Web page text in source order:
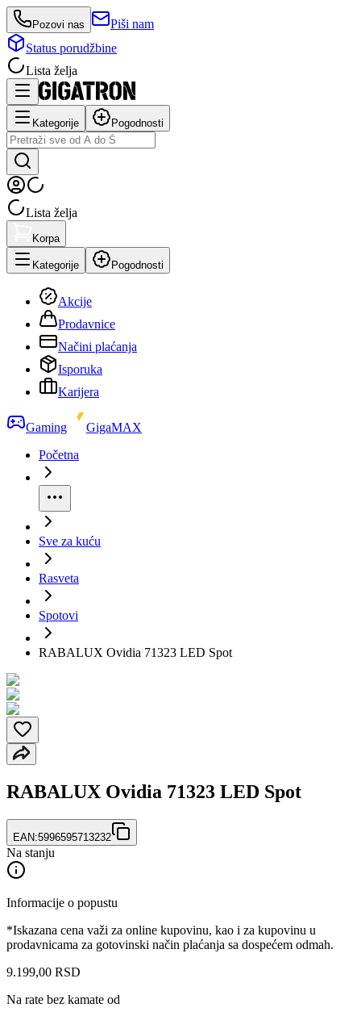
Pozovi nas
Piši nam
Status porudžbine
Lista želja
Kategorije Pogodnosti
Lista želja
Korpa
Kategorije Pogodnosti
Akcije
Prodavnice
Načini plaćanja
Isporuka
Karijera
Gaming
GigaMAX
Početna
Sve za kuću
Rasveta
Spotovi
RABALUX Ovidia 71323 LED Spot
RABALUX Ovidia 71323 LED Spot
EAN:5996595713232
Na stanju
Informacije o popustu
*Iskazana cena važi za online kupovinu, kao i za kupovinu u
prodavnicama za gotovinski način plaćanja sa dospećem odmah.
9.199,00 RSD
Na rate bez kamate od